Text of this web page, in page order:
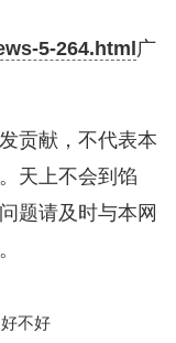
代信息教育中
心、护理实训中
Vocationa
备案，面向全国
5-264.html 广
贡献，不代表本
天上不会到馅
题请及时与本网
不好